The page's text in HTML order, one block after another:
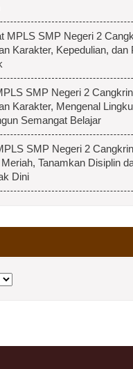
MPLS SMP Negeri 2
Karakter, Kepedulian, dan
SMP Negeri 2
Karakter, Mengenal
Semangat Belajar
SMP Negeri 2
Tanamkan Disiplin
Dini